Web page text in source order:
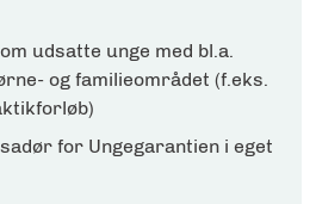
udsatte unge med bl.a.
og familieområdet (f.eks.
for Ungegarantien i eget